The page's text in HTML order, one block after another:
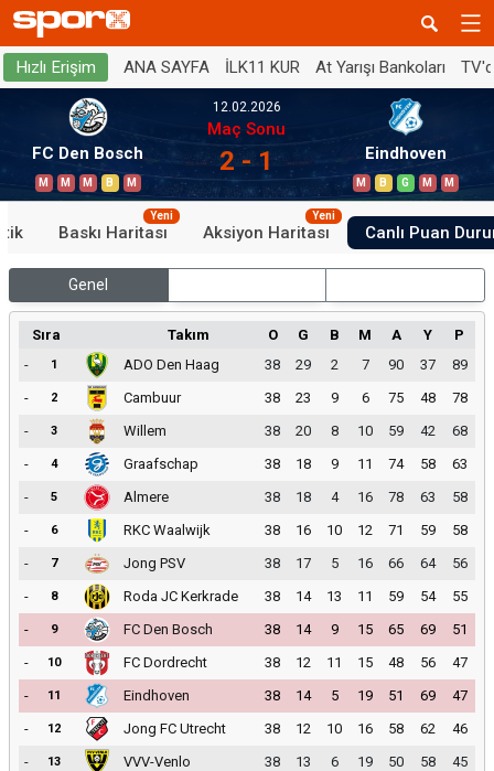
Hızlı Erişim ANA SAYFA İLK11 KUR At Yarışı Bankoları
FC Den Bosch
M M M B M
12.02.2026
Maç Sonu
2 - 1 Eindhoven
M B G M M
Baskı Haritası
Yeni
Aksiyon Haritası
Yeni
Canlı Puan
Genel
Sıra Takım O G B M A Y
P
-
1 ADO Den Haag 38 29 2 7 90 37
89
-
2 Cambuur 38 23 9 6 75 48
78
-
3 Willem 38 20 8 10 59 42
68
-
4 Graafschap 38 18 9 11 74 58
63
-
5 Almere 38 18 4 16 78 63
58
-
6 RKC Waalwijk 38 16 10 12 71 59
58
-
7 Jong PSV 38 17 5 16 66 64
56
-
8 Roda JC Kerkrade 38 14 13 11 59 54
55
-
9 FC Den Bosch 38 14 9 15 65 69
51
-
10 FC Dordrecht 38 12 11 15 48 56
47
-
11 Eindhoven 38 14 5 19 51 69
47
-
12 Jong FC Utrecht 38 12 10 16 58 62
46
-
13 VVV-Venlo 38 13 6 19 50 58
45